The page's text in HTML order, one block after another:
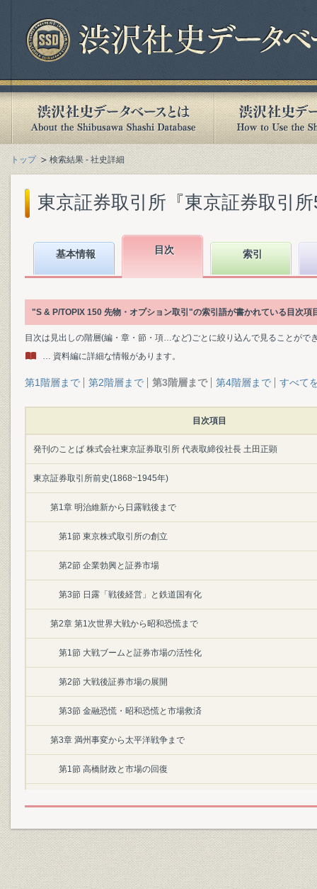
トップ 検索結果 - 社史詳細
東京証券取引所『東京証券取引
基本情報 目次 索引
"S & P/TOPIX 150 先物・オプション取引"の索引語が書かれている目次項
目次は見出しの階層(編・章・節・項…など)ごとに絞り込んで見ることがで
… 資料編に詳細な情報があります。
第1階層まで 第2階層まで 第3階層まで 第4階層まで すべて
目次項目
発刊のことば 株式会社東京証券取引所 代表取締役社長 土田正顕
東京証券取引所前史(1868~1945年)
第1章 明治維新から日露戦後まで
第1節 東京株式取引所の創立
第2節 企業勃興と証券市場
第3節 日露「戦後経営」と鉄道国有化
第2章 第1次世界大戦から昭和恐慌まで
第1節 大戦ブームと証券市場の活性化
第2節 大戦後証券市場の展開
第3節 金融恐慌・昭和恐慌と市場救済
第3章 満州事変から太平洋戦争まで
第1節 高橋財政と市場の回復
第3節 太平洋戦争と日本証券取引所の設立
東京証券取引所本史(1945~99年)
第1章 創立(1945~50年)